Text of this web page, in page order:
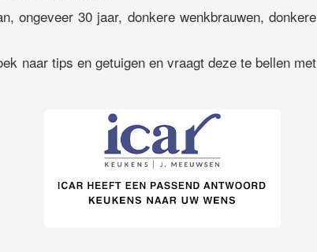
ongeveer 30 jaar, donkere wenkbrauwen, donkere
naar tips en getuigen en vraagt deze te bellen met